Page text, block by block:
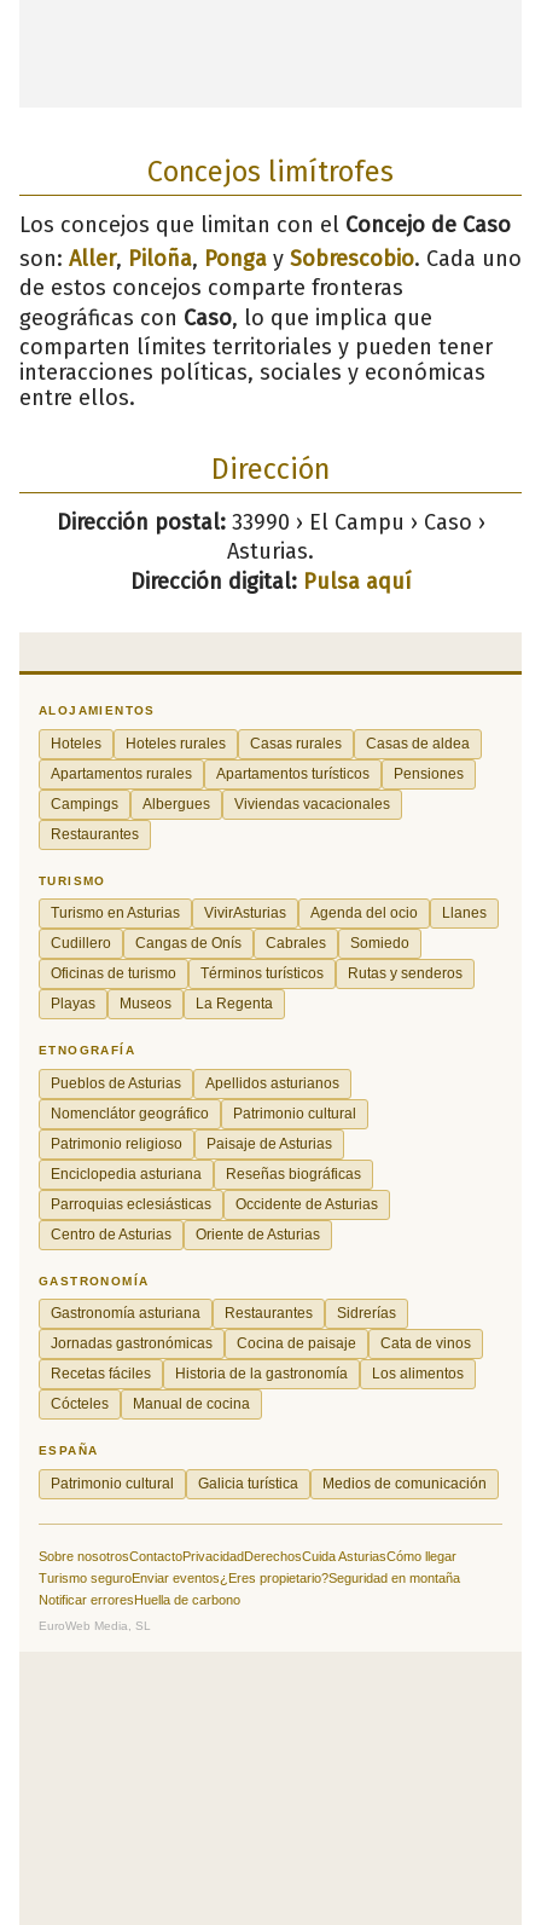
Concejos limítrofes
Los concejos que limitan con el Concejo de Caso
son: Aller, Piloña, Ponga y Sobrescobio. Cada uno
de estos concejos comparte fronteras
geográficas con Caso, lo que implica que
comparten límites territoriales y pueden tener
interacciones políticas, sociales y económicas
entre ellos.
Dirección
Dirección postal:33990 › El Campu › Caso ›
Asturias.
Dirección digital: Pulsa aquí